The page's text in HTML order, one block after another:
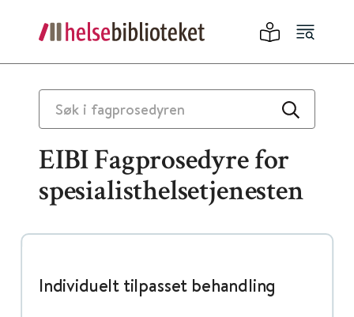
EIBI Fagprosedyre for
spesialisthelsetjenesten
Individuelt tilpasset behandling